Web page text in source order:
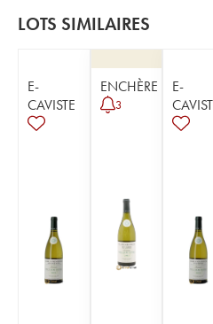
LOTS SIMILAIRES
E-
CAVISTE
ENCHÈRE
3
E-